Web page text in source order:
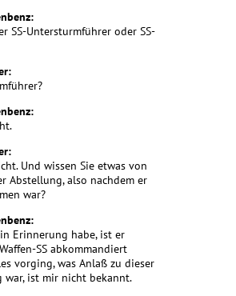
SS-Untersturmführer oder SS-
Und wissen Sie etwas von
Abstellung, also nachdem er
war?
Erinnerung habe, ist er
SS abkommandiert
vorging, was Anlaß zu dieser
war, ist mir nicht bekannt.